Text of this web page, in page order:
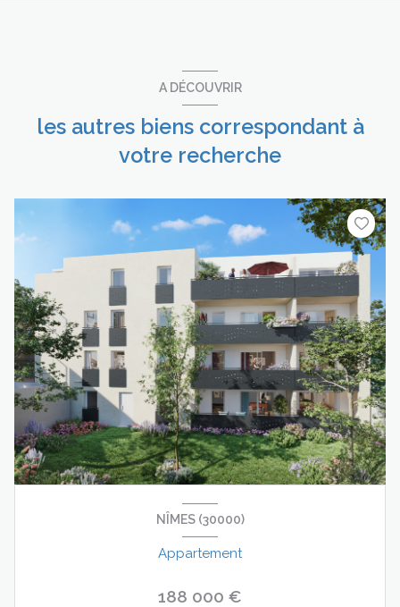
A DÉCOUVRIR
les autres biens correspondant à
votre recherche
NÎMES (30000)
Appartement
188 000 €